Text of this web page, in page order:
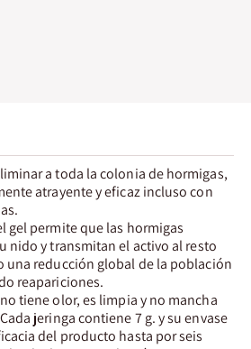
a toda la colonia de hormigas,
atrayente y eficaz incluso con
gel permite que las hormigas
nido y transmitan el activo al resto
una reducción global de la población
reapariciones.
tiene olor, es limpia y no mancha
jeringa contiene 7 g. y su envase
del producto hasta por seis